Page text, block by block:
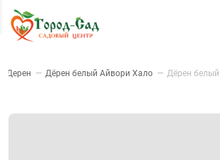
Дерен — Дёрен белый Айвори Хало —